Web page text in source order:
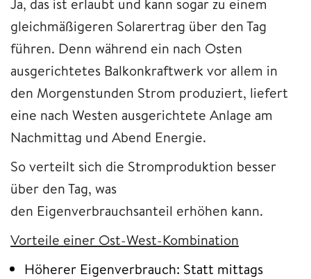
gleichmäßigeren Solarertrag über den Tag
führen. Denn während ein nach Osten
ausgerichtetes Balkonkraftwerk vor allem in
den Morgenstunden Strom produziert, liefert
eine nach Westen ausgerichtete Anlage am
Nachmittag und Abend Energie.
So verteilt sich die Stromproduktion besser
über den Tag, was
den Eigenverbrauchsanteil erhöhen kann.
Vorteile einer Ost-West-Kombination
Höherer Eigenverbrauch: Statt mittags